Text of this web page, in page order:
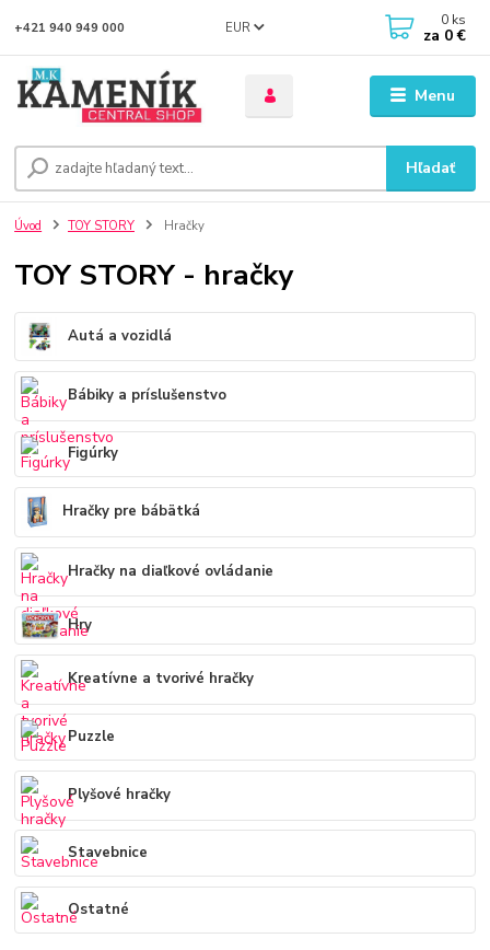
Menu
EUR
Hľadať
+421 940 949 000 0 ks
za 0 €
Úvod TOY STORY Hračky
TOY STORY - hračky
Autá a vozidlá
Bábiky a príslušenstvo
Figúrky
Hračky pre bábätká
Hračky na diaľkové ovládanie
Hry
Kreatívne a tvorivé hračky
Puzzle
Plyšové hračky
Stavebnice
Ostatné